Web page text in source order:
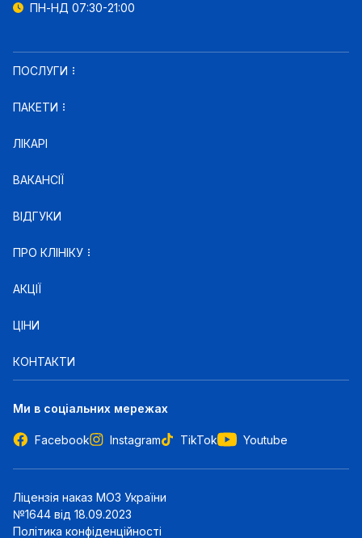
ПН-НД 07:30-21:00
ПОСЛУГИ
ПАКЕТИ
ЛІКАРІ
ВАКАНСІЇ
ВІДГУКИ
ПРО КЛІНІКУ
АКЦІЇ
ЦІНИ
КОНТАКТИ
Ми в соціальних мережах
Facebook Instagram TikTok Youtube
Ліцензія наказ МОЗ України
№1644 від 18.09.2023
Політика конфіденційності